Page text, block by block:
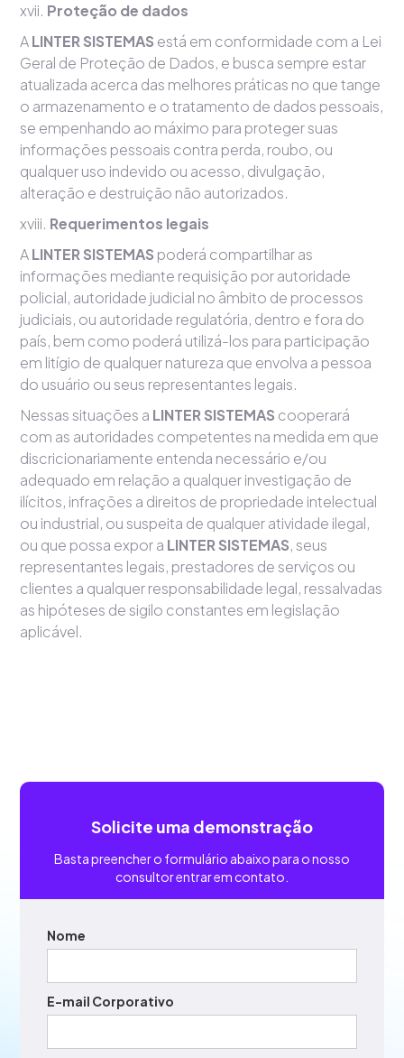
xvii. Proteção de dados
ALINTER SISTEMAS está em conformidade com a Lei
Geral de Proteção de Dados, e busca sempre estar
atualizada acerca das melhores práticas no que tange
o armazenamento e o tratamento de dados pessoais,
se empenhando ao máximo para proteger suas
informações pessoais contra perda, roubo, ou
qualquer uso indevido ou acesso, divulgação,
alteração e destruição não autorizados.
xviii. Requerimentos legais
ALINTER SISTEMAS poderá compartilhar as
informações mediante requisição por autoridade
policial, autoridade judicial no âmbito de processos
judiciais, ou autoridade regulatória, dentro e fora do
país, bem como poderá utilizá-los para participação
em litígio de qualquer natureza que envolva a pessoa
do usuário ou seus representantes legais.
Nessas situações a LINTER SISTEMAS cooperará
com as autoridades competentes na medida em que
discricionariamente entenda necessário e/ou
adequado em relação a qualquer investigação de
ilícitos, infrações a direitos de propriedade intelectual
ou industrial, ou suspeita de qualquer atividade ilegal,
ou que possa expor a LINTER SISTEMAS, seus
representantes legais, prestadores de serviços ou
clientes a qualquer responsabilidade legal, ressalvadas
as hipóteses de sigilo constantes em legislação
aplicável.
Solicite uma demonstração
Basta preencher o formulário abaixo para o nosso
consultor entrar em contato.
Nome
E-mail Corporativo